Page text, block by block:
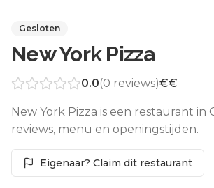
Gesloten
New York Pizza
0.0(0 reviews)€€
New York Pizza is een restaurant in
reviews, menu en openingstijden.
Eigenaar? Claim dit restaurant